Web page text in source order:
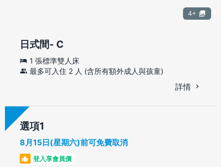
4+
日式間- C
1 張標準雙人床
最多可入住 2 人 (含所有額外成人與孩童)
詳情
選項
8月15日(星期六)前可免費取消
登入享會員價